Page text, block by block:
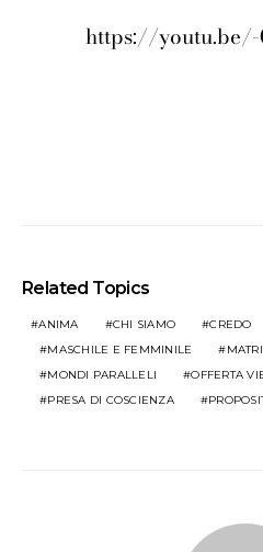
https://youtu.be/-
Related Topics
ANIMA CHI SIAMO CREDO
MASCHILE E FEMMINILE
MONDI PARALLELI
OFFERTA
PRESA DI COSCIENZA